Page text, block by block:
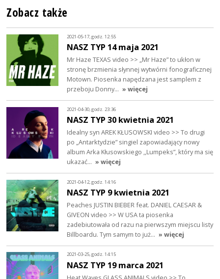
Zobacz także
2021-05-17, godz. 12:55
NASZ TYP 14 maja 2021
Mr Haze TEXAS video >> „Mr Haze” to ukłon w
stronę brzmienia słynnej wytwórni fonograficznej
Motown. Piosenka napędzana jest samplem z
przeboju Donny… » więcej
2021-04-30, godz. 23:36
NASZ TYP 30 kwietnia 2021
Idealny syn AREK KŁUSOWSKI video >> To drugi
po „Antarktydzie” singiel zapowiadający nowy
album Arka Kłusowskiego ,,Lumpeks”, który ma się
ukazać… » więcej
2021-04-12, godz. 14:16
NASZ TYP 9 kwietnia 2021
Peaches JUSTIN BIEBER feat. DANIEL CAESAR &
GIVEON video >> W USA ta piosenka
zadebiutowała od razu na pierwszym miejscu listy
Billboardu. Tym samym to już… » więcej
2021-03-25, godz. 14:15
NASZ TYP 19 marca 2021